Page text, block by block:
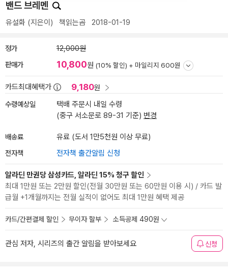
밴드 브레멘
유설화 (지은이) 책읽는곰 2018-01-19
정가 12,000원
판매가 10,800원 (10% 할인) + 마일리지 600원
카드최대혜택가 9,180원
수령예상일
택배 주문시 내일 수령
(중구 서소문로 89-31 기준) 변경
배송료 유료 (도서 1만5천원 이상 무료)
전자책 전자책 출간알림 신청
알라딘 만권당 삼성카드, 알라딘 15% 청구 할인
최대 1만원 또는 2만원 할인(전월 30만원 또는 60만원 이용 시) / 카드 발
급월 +1개월까지는 전월 실적이 없어도 최대 1만원 혜택 제공
카드/간편결제 할인 무이자 할부 소득공제 490원
관심 저자, 시리즈의 출간 알림을 받아보세요 신청